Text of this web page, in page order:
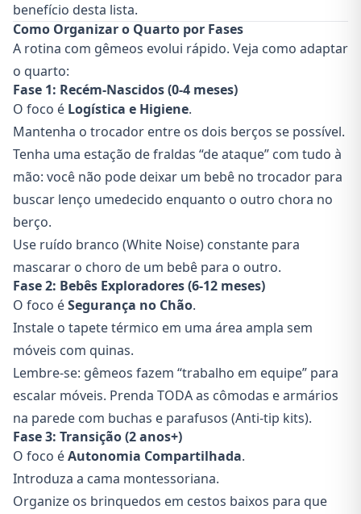
benefício desta lista.
Como Organizar o Quarto por Fases
A rotina com gêmeos evolui rápido. Veja como adaptar
o quarto:
Fase 1: Recém-Nascidos (0-4 meses)
O foco é Logística e Higiene.
Mantenha o trocador entre os dois berços se possível.
Tenha uma estação de fraldas “de ataque” com tudo à
mão: você não pode deixar um bebê no trocador para
buscar lenço umedecido enquanto o outro chora no
berço.
Use ruído branco (White Noise) constante para
mascarar o choro de um bebê para o outro.
Fase 2: Bebês Exploradores (6-12 meses)
O foco éSegurança no Chão.
Instale o tapete térmico em uma área ampla sem
móveis com quinas.
Lembre-se: gêmeos fazem “trabalho em equipe” para
escalar móveis. Prenda TODA as cômodas e armários
na parede com buchas e parafusos (Anti-tip kits).
Fase 3: Transição (2 anos+)
O foco éAutonomia Compartilhada.
Introduza a cama montessoriana.
Organize os brinquedos em cestos baixos para que